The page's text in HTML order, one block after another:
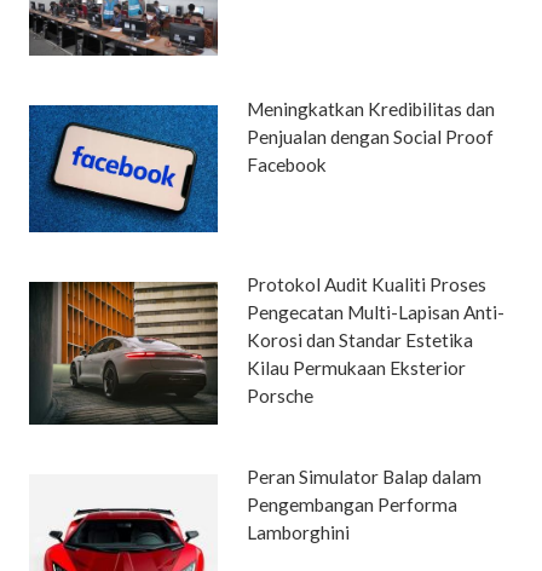
Meningkatkan Kredibilitas dan
Penjualan dengan Social Proof
Facebook
Protokol Audit Kualiti Proses
Pengecatan Multi-Lapisan Anti-
Korosi dan Standar Estetika
Kilau Permukaan Eksterior
Porsche
Peran Simulator Balap dalam
Pengembangan Performa
Lamborghini